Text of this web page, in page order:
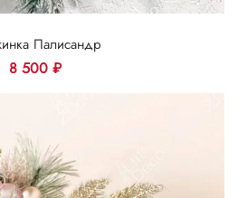
Палисандр
8 500 ₽